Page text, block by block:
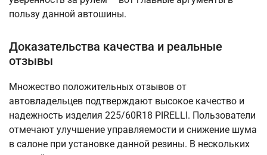
пользу данной автошины.
Доказательства качества и реальные
отзывы
Множество положительных отзывов от
автовладельцев подтверждают высокое качество и
надежность изделия 225/60R18 PIRELLI. Пользователи
отмечают улучшение управляемости и снижение шума
в салоне при установке данной резины. В нескольких